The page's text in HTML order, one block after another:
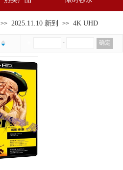
>> 2025.11.10 新到 >> 4K UHD
- 确定